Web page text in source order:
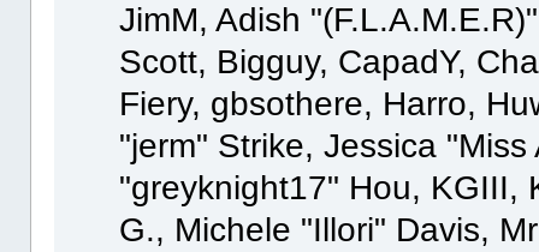
JimM, Adish
Scott, Bigguy, CapadY,
Fiery, gbsothere, Harro,
"jerm" Strike, Jessica
"greyknight17" Hou, KGIII,
G., Michele "Illori" Davis,